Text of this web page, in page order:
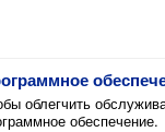
облегчить